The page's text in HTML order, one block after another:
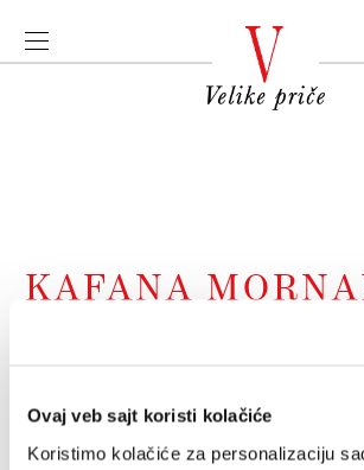
Ovaj veb sajt koristi kolačiće
Koristimo kolačiće za personalizaciju
KAFANA
BRANKO ROSIĆ